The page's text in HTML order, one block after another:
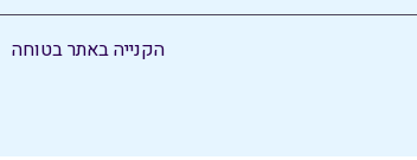
הקנייה באתר בטוחה